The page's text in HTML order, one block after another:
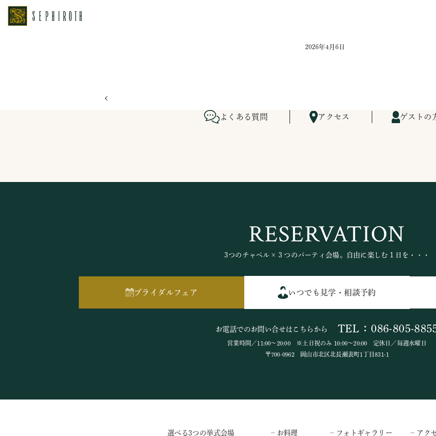
2026年4月6日
よくある質問 アクセス ゲストの
RESERVATION
3つのチャペル×３つのパーティ会場。自由に楽しむ１日を・・・
ブライダルフェア いつでも見学・相談予約
お電話でのお問い合せはこちらから TEL：086-805-
営業時間／11:00～20:00 ※土日祝のみ 10:00～20:00 定休日／毎週水曜日
〒700-0962 岡山市北区北長瀬表町1丁目831-1
選べる3つの挙式会場 – お料理 – フォトギャラリー – アク